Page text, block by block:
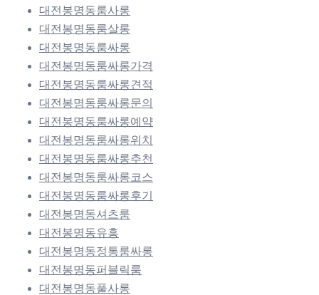
대전봉명동룸사롱
대전봉명동룸살롱
대전봉명동룸싸롱
대전봉명동룸싸롱가격
대전봉명동룸싸롱견적
대전봉명동룸싸롱문의
대전봉명동룸싸롱예약
대전봉명동룸싸롱위치
대전봉명동룸싸롱추천
대전봉명동룸싸롱코스
대전봉명동룸싸롱후기
대전봉명동셔츠룸
대전봉명동유흥
대전봉명동정통룸싸롱
대전봉명동퍼블릭룸
대전봉명동풀사롱